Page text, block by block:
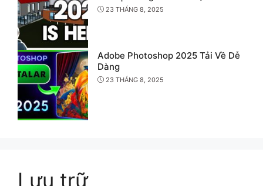
23 THÁNG 8, 2025
Adobe Photoshop 2025 Tải Về Dễ
Dàng
23 THÁNG 8, 2025
Lưu trữ